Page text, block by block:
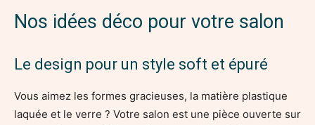
Nos idées déco pour votre salon
Le design pour un style soft et épuré
Vous aimez les formes gracieuses, la matière plastique
laquée et le verre ? Votre salon est une pièce ouverte sur